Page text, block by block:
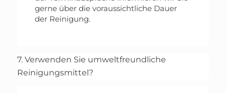
gerne über die voraussichtliche Dauer
der Reinigung.
7. Verwenden Sie umweltfreundliche
Reinigungsmittel?